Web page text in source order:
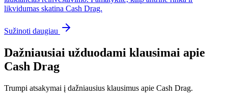
likvidumas skatina Cash Drag.
Sužinoti daugiau
Dažniausiai užduodami klausimai apie
Cash Drag
Trumpi atsakymai į dažniausius klausimus apie Cash Drag.